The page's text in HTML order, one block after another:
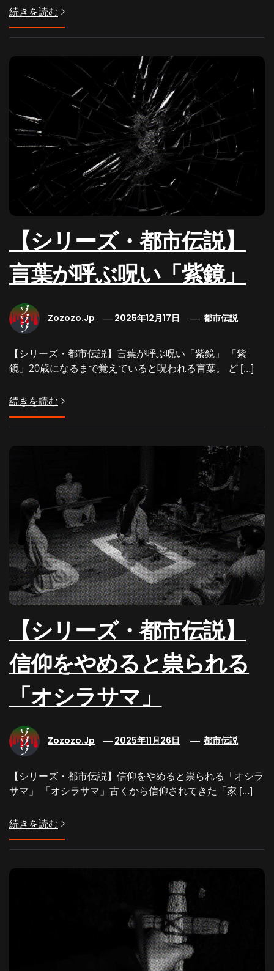
続きを読む
【シリーズ・都市伝説】
言葉が呼ぶ呪い「紫鏡」
Zozozo.jp 2025年12月17日 都市伝説
【シリーズ・都市伝説】言葉が呼ぶ呪い「紫鏡」 「紫
鏡」20歳になるまで覚えていると呪われる言葉。 ど […]
続きを読む
【シリーズ・都市伝説】
信仰をやめると祟られる
「オシラサマ」
Zozozo.jp 2025年11月26日 都市伝説
【シリーズ・都市伝説】信仰をやめると祟られる「オシラ
サマ」 「オシラサマ」古くから信仰されてきた「家 […]
続きを読む